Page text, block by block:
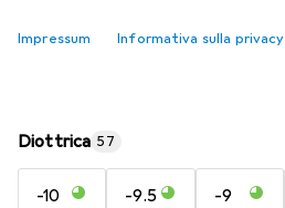
Impressum Informativa sulla privacy
Diottrica 57
-10 -9.5 -9